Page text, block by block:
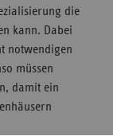
die
kann. Dabei
notwendigen
müssen
damit ein